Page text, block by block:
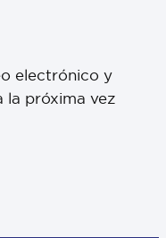
electrónico y
la próxima vez